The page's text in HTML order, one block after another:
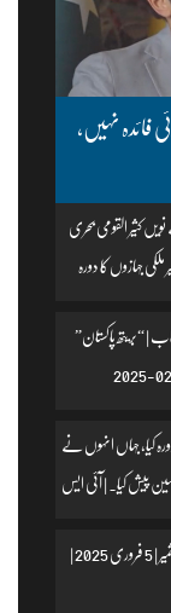
فائدہ نہیں،
کثیر القومی بحری
جہازوں کا دورہ
| “بریتھ پاکستان”
کیا، جہاں انہوں نے
پیش کیا۔ | آئی ایس
کشمیر ایک زخم | یومِ یکجہتی کشمیر | 5 فروری 2025 |